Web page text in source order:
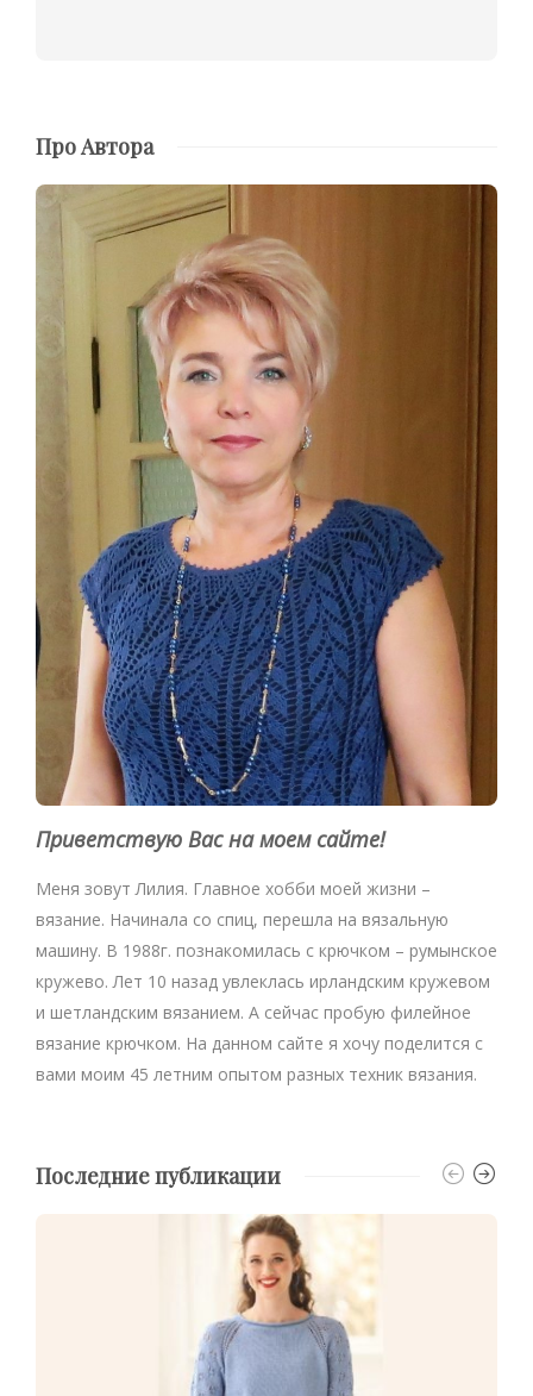
Про Автора
Приветствую Вас на моем сайте!
Меня зовут Лилия. Главное хобби моей жизни –
вязание. Начинала со спиц, перешла на вязальную
машину. В 1988г. познакомилась с крючком – румынское
кружево. Лет 10 назад увлеклась ирландским кружевом
и шетландским вязанием. А сейчас пробую филейное
вязание крючком. На данном сайте я хочу поделится с
вами моим 45 летним опытом разных техник вязания.
Последние публикации